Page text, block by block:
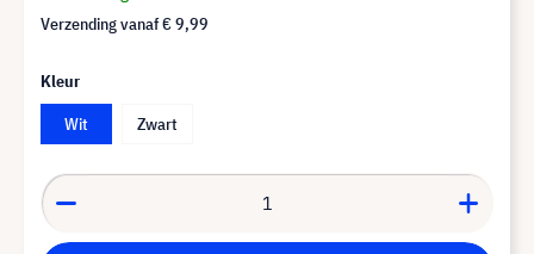
Verzending vanaf€ 9,99
Kleur
Wit
Zwart